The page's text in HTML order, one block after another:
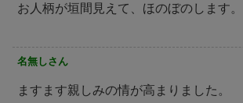
お人柄が垣間見えて、ほのぼのします。
名無しさん
ますます親しみの情が高まりました。